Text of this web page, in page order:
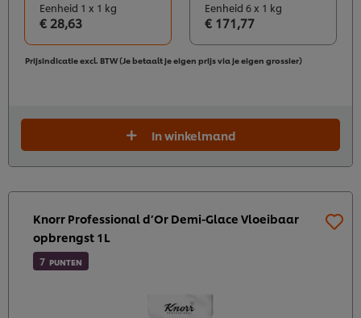
Eenheid 1 x 1 kg
€ 28,63
Eenheid 6 x 1 kg
€ 171,77
Prijsindicatie excl. BTW (Je betaalt je eigen prijs via je eigen grossier)
In winkelmand
Knorr Professional d’Or Demi-Glace Vloeibaar
opbrengst 1L
7 PUNTEN